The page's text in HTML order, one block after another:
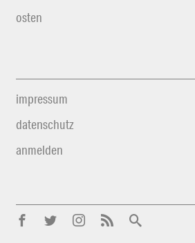
osten
impressum
datenschutz
anmelden